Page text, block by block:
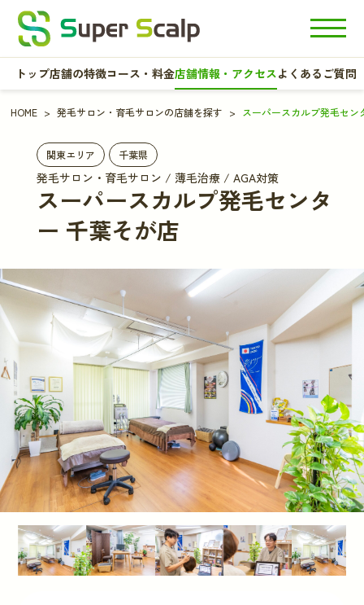
HOME 発毛サロン・育毛サロンの店舗を探す スーパースカルプ発毛セン
関東エリア 千葉県
発毛サロン・育毛サロン / 薄毛治療 / AGA対策
スーパースカルプ発毛センタ
ー 千葉そが店
トップ店舗の特徴コース・料金店舗情報・アクセスよくあるご質問